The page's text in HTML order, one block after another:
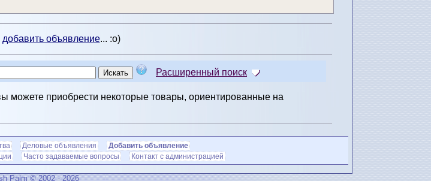
добавить объявление... :о)
Расширенный поиск
можете приобрести некоторые товары, ориентированные на
Деловые объявления
Добавить объявление
Часто задаваемые вопросы Контакт с администрацией
Palm © 2002 - 2026